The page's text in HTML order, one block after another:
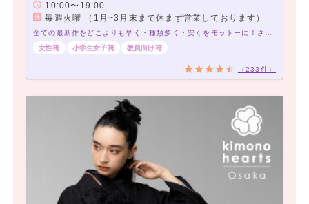
10:00〜19:00
毎週火曜 （1月~3月末まで休まず営業しております）
女性袴
小学生女子袴 教員向け袴
（233件）